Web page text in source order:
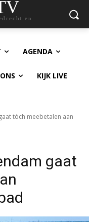
en
AGENDA
KIJK LIVE
tóch meebetalen aan
gaat